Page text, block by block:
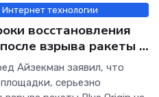
технологии
восстановления
взрыва ракеты -
Айзекман заявил, что
серьезно